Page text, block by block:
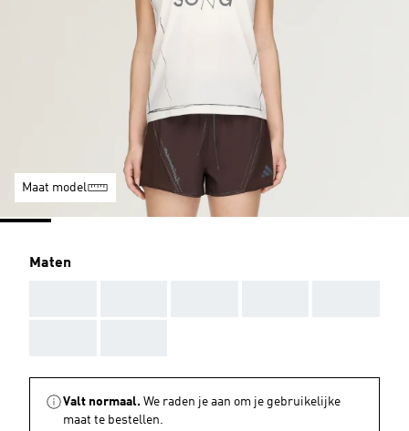
Maat model
Maten
Valt normaal. We raden je aan om je gebruikelijke
maat te bestellen.